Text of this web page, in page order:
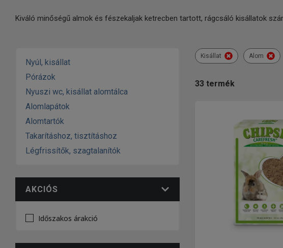
Kiváló minőségű almok és fészekaljak ketrecben tartott, rágcsáló kisállatok
Nyúl, kisállat
Pórázok
Nyuszi wc, kisállat alomtálca
Alomlapátok
Alomtartók
Takarításhoz, tisztításhoz
Légfrissítők, szagtalanítók
AKCIÓS
Időszakos árakció
33 termék
Kisállat Alom